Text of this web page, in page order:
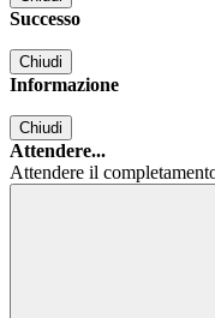
Successo
Chiudi
Informazione
Chiudi
Attendere...
Attendere il